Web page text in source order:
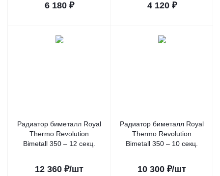
6 180₽ 4 120₽
Радиатор биметалл Royal
Thermo Revolution
Bimetall 350 – 12 секц.
12 360 ₽/шт
Радиатор биметалл Royal
Thermo Revolution
Bimetall 350 – 10 секц.
10 300 ₽/шт